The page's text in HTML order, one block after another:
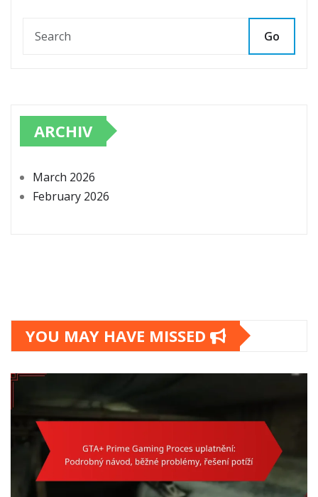
Go
ARCHIV
March 2026
February 2026
YOU MAY HAVE MISSED